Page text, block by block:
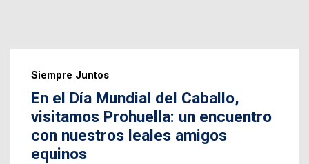
Siempre Juntos
En el Día Mundial del Caballo,
visitamos Prohuella: un encuentro
con nuestros leales amigos
equinos